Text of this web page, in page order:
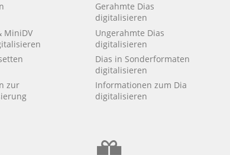
MiniDV
zur
Gerahmte Dias
digitalisieren
Ungerahmte Dias
digitalisieren
Dias in Sonderformaten
digitalisieren
Informationen zum Dia
digitalisieren